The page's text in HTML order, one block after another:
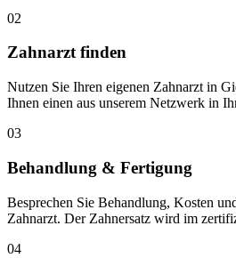
02
Zahnarzt finden
Nutzen Sie Ihren eigenen Zahnarzt in
Ihnen einen aus unserem Netzwerk in
03
Behandlung & Fertigung
Besprechen Sie Behandlung, Kosten
Zahnarzt. Der Zahnersatz wird im
04